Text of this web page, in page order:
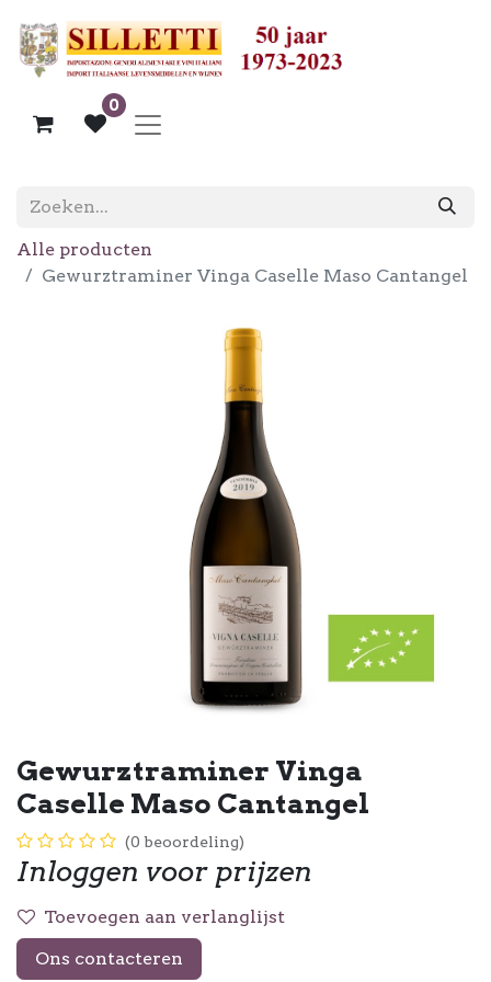
0
Alle producten
Gewurztraminer Vinga Caselle Maso Cantangel
Gewurztraminer Vinga
Caselle Maso Cantangel
(0 beoordeling)
Inloggen voor prijzen
Toevoegen aan verlanglijst
Ons contacteren